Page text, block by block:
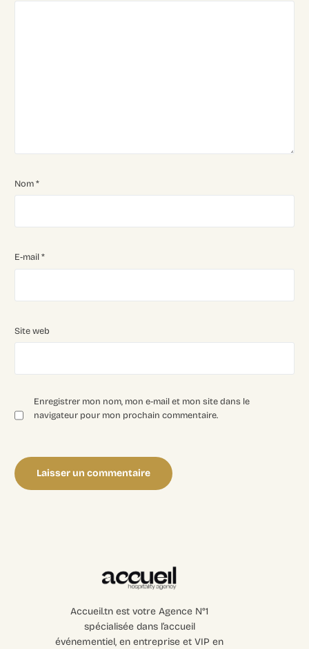
Nom*
E-mail*
Site web
Enregistrer mon nom, mon e-mail et mon site dans le
navigateur pour mon prochain commentaire.
Accueil.tn est votre Agence N°1
spécialisée dans l’accueil
événementiel, en entreprise et VIP en